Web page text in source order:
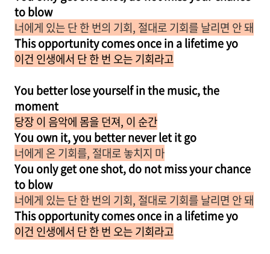
to blow
너에게 있는 단 한 번의 기회, 절대로 기회를 날리면 안 돼
This opportunity comes once in a lifetime yo
이건 인생에서 단 한 번 오는 기회라고
You better lose yourself in the music, the
moment
당장 이 음악에 몸을 던져, 이 순간
You own it, you better never let it go
너에게 온 기회를, 절대로 놓치지 마
You only get one shot, do not miss your chance
to blow
너에게 있는 단 한 번의 기회, 절대로 기회를 날리면 안 돼
This opportunity comes once in a lifetime yo
이건 인생에서 단 한 번 오는 기회라고